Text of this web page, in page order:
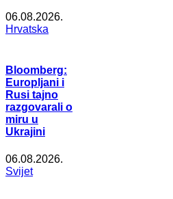
06.08.2026.
Hrvatska
Bloomberg:
Europljani i
Rusi tajno
razgovarali o
miru u
Ukrajini
06.08.2026.
Svijet